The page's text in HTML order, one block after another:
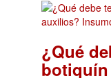
¿Qué